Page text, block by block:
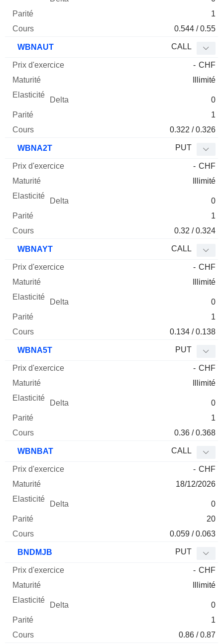
1
0.544 / 0.55
WBNAUT CALL
- CHF
Illimité
0
1
0.322 / 0.326
WBNA2T PUT
- CHF
Illimité
0
1
0.32 / 0.324
WBNAYT CALL
- CHF
Illimité
0
1
0.134 / 0.138
WBNA5T PUT
- CHF
Illimité
0
1
0.36 / 0.368
WBNBAT CALL
- CHF
18/12/2026
0
20
0.059 / 0.063
BNDMJB PUT
- CHF
Illimité
0
1
0.86 / 0.87